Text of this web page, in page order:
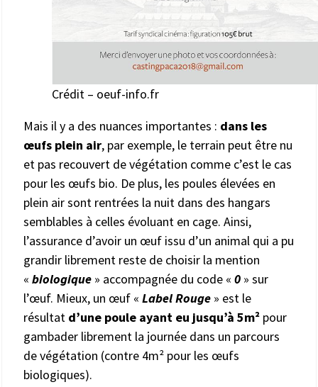
Crédit – oeuf-info.fr
Mais il y a des nuances importantes : dans les
œufs plein air, par exemple, le terrain peut être nu
et pas recouvert de végétation comme c’est le cas
pour les œufs bio. De plus, les poules élevées en
plein air sont rentrées la nuit dans des hangars
semblables à celles évoluant en cage. Ainsi,
l’assurance d’avoir un œuf issu d’un animal qui a pu
grandir librement reste de choisir la mention
« biologique » accompagnée du code « 0 » sur
l’œuf. Mieux, un œuf « Label Rouge » est le
résultat d’une poule ayant eu jusqu’à 5m² pour
gambader librement la journée dans un parcours
de végétation (contre 4m² pour les œufs
biologiques).